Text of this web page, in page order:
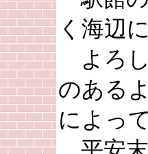
く海辺
よろし
のある
によっ